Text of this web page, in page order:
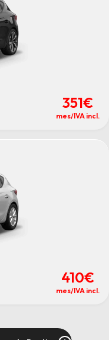
351€
mes/IVA incl.
410€
mes/IVA incl.